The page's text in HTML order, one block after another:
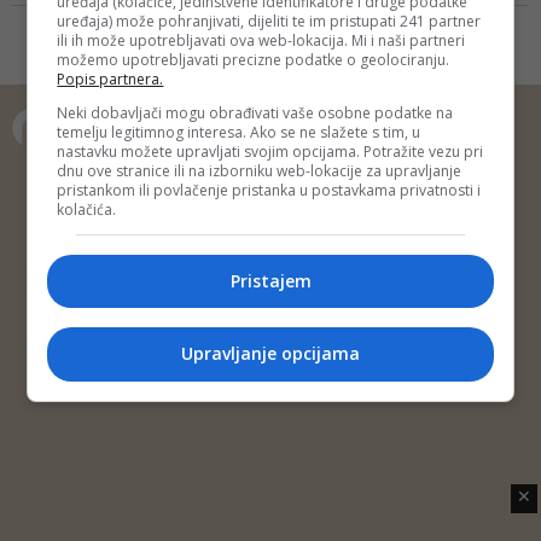
time se hvalio na Instagramu
Copyright © 2014 Depo Portal
Impressum
Kontakt Marketing
Privatnost korisnika
✕
uređaja) može pohranjivati, dijeliti te im pristupati 241 partner
ili ih može upotrebljavati ova web-lokacija. Mi i naši partneri
možemo upotrebljavati precizne podatke o geolociranju.
Popis partnera.
Neki dobavljači mogu obrađivati vaše osobne podatke na
temelju legitimnog interesa. Ako se ne slažete s tim, u
nastavku možete upravljati svojim opcijama. Potražite vezu pri
dnu ove stranice ili na izborniku web-lokacije za upravljanje
pristankom ili povlačenje pristanka u postavkama privatnosti i
kolačića.
Pristajem
Upravljanje opcijama